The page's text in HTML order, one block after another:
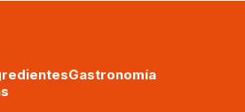
Gastronomía